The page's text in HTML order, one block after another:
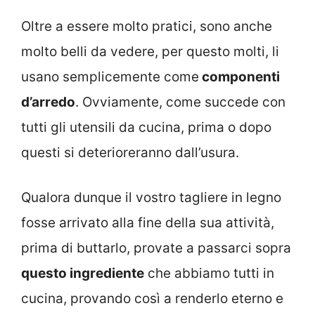
Oltre a essere molto pratici, sono anche
molto belli da vedere, per questo molti, li
usano semplicemente come componenti
d’arredo. Ovviamente, come succede con
tutti gli utensili da cucina, prima o dopo
questi si deterioreranno dall’usura.
Qualora dunque il vostro tagliere in legno
fosse arrivato alla fine della sua attività,
prima di buttarlo, provate a passarci sopra
questo ingrediente che abbiamo tutti in
cucina, provando così a renderlo eterno e